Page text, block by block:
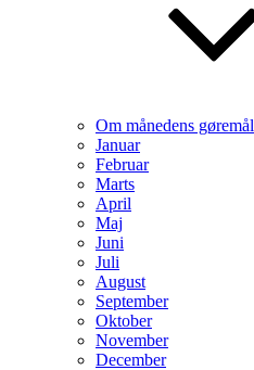
Om månedens gøremål
Januar
Februar
Marts
April
Maj
Juni
Juli
August
September
Oktober
November
December